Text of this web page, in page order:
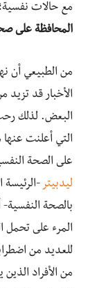
مع حالات
المحافظة على
من الطبيعي أن
الأخبار قد تزيد
البعض. لذلك رحب
التي أعلنت عنها
على الصحة
ليدبيتر -الرئيسة
بالصحة
المرء على تحمل
للعديد من
من الأفراد